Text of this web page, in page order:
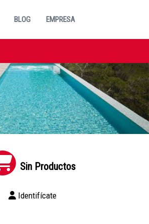
BLOG EMPRESA
Sin Productos
Identifícate